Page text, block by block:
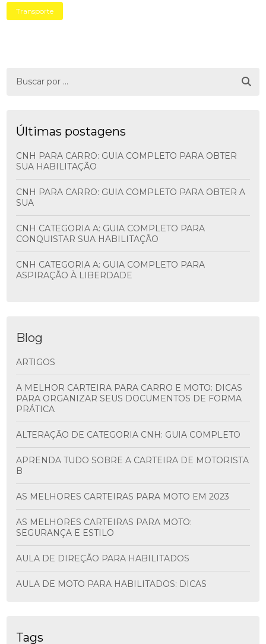
Transporte
Últimas postagens
CNH PARA CARRO: GUIA COMPLETO PARA OBTER
SUA HABILITAÇÃO
CNH PARA CARRO: GUIA COMPLETO PARA OBTER A
SUA
CNH CATEGORIA A: GUIA COMPLETO PARA
CONQUISTAR SUA HABILITAÇÃO
CNH CATEGORIA A: GUIA COMPLETO PARA
ASPIRAÇÃO À LIBERDADE
Blog
ARTIGOS
A MELHOR CARTEIRA PARA CARRO E MOTO: DICAS
PARA ORGANIZAR SEUS DOCUMENTOS DE FORMA
PRÁTICA
ALTERAÇÃO DE CATEGORIA CNH: GUIA COMPLETO
APRENDA TUDO SOBRE A CARTEIRA DE MOTORISTA
B
AS MELHORES CARTEIRAS PARA MOTO EM 2023
AS MELHORES CARTEIRAS PARA MOTO:
SEGURANÇA E ESTILO
AULA DE DIREÇÃO PARA HABILITADOS
AULA DE MOTO PARA HABILITADOS: DICAS
IMPORTANTES
Tags